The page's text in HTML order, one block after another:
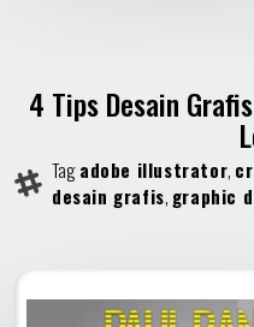
4 Tips Desain
Tagadobe illustrator,
desain grafis, graphic